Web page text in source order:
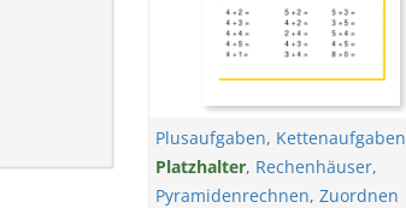
Plusaufgaben, Kettenaufgaben
Platzhalter, Rechenhäuser,
Pyramidenrechnen,Zuordnen